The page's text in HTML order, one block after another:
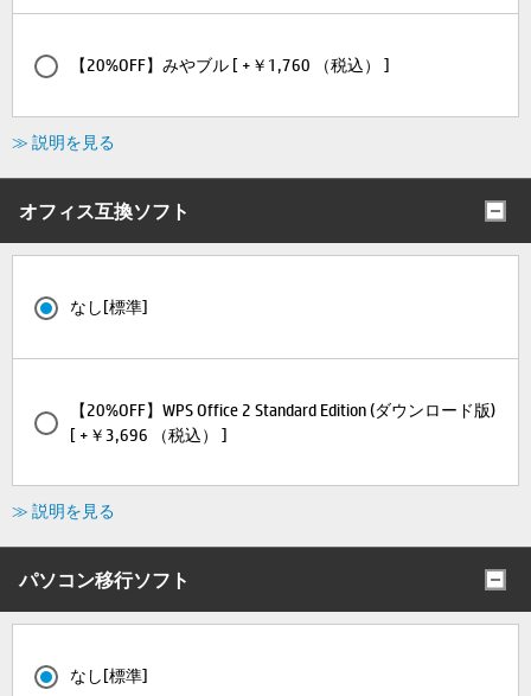
【20%OFF】みやブル [ +￥1,760 （税込） ]
≫ 説明を見る
オフィス互換ソフト
なし[標準]
【20%OFF】WPS Office 2 Standard Edition (ダウンロード版)
[ +￥3,696 （税込） ]
≫ 説明を見る
パソコン移行ソフト
なし[標準]